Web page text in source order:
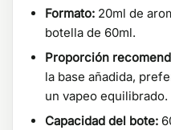
Formato: 20ml de
botella de 60ml.
Proporción
la base añadida,
un vapeo equilibrado.
Capacidad del bote: